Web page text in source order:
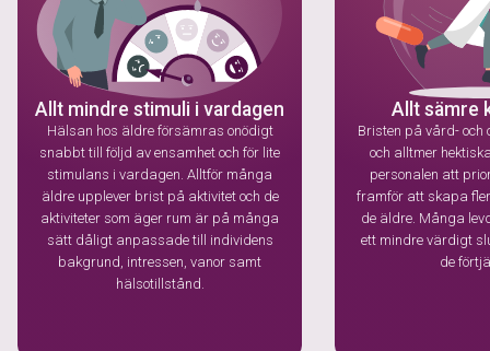
Allt mindre stimuli i vardagen
Hälsan hos äldre försämras onödigt
snabbt till följd av ensamhet och för lite
stimulans i vardagen. Alltför många
äldre upplever brist på aktivitet och de
aktiviteter som äger rum är på många
sätt dåligt anpassade till individens
bakgrund, intressen, vanor samt
hälsotillstånd.
Allt sämre
Bristen på vård- och
och alltmer
personalen att
framför att skapa
de äldre. Många
ett mindre värdigt
de